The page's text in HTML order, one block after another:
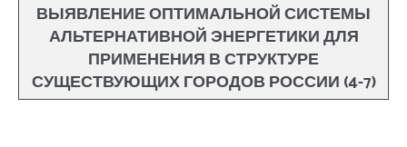
ВЫЯВЛЕНИЕ ОПТИМАЛЬНОЙ СИСТЕМЫ
АЛЬТЕРНАТИВНОЙ ЭНЕРГЕТИКИ ДЛЯ
ПРИМЕНЕНИЯ В СТРУКТУРЕ
СУЩЕСТВУЮЩИХ ГОРОДОВ РОССИИ (4-7)